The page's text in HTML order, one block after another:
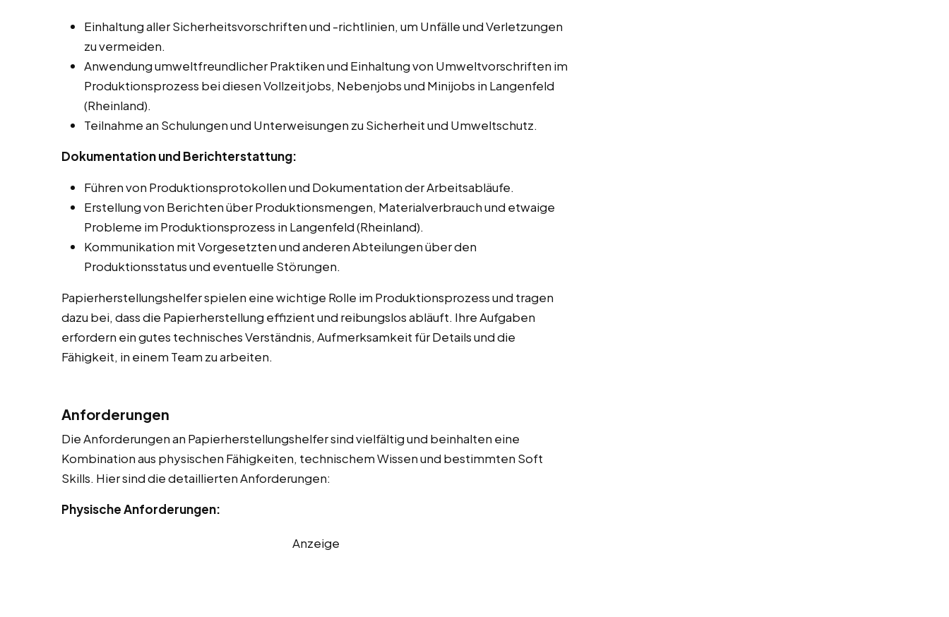
Einhaltung aller Sicherheitsvorschriften und -richtlinien, um Unfälle und Verletzungen
zu vermeiden.
Anwendung umweltfreundlicher Praktiken und Einhaltung von Umweltvorschriften im
Produktionsprozess bei diesen Vollzeitjobs, Nebenjobs und Minijobs in Langenfeld
(Rheinland).
Teilnahme an Schulungen und Unterweisungen zu Sicherheit und Umweltschutz.
Dokumentation und Berichterstattung:
Führen von Produktionsprotokollen und Dokumentation der Arbeitsabläufe.
Erstellung von Berichten über Produktionsmengen, Materialverbrauch und etwaige
Probleme im Produktionsprozess in Langenfeld (Rheinland).
Kommunikation mit Vorgesetzten und anderen Abteilungen über den
Produktionsstatus und eventuelle Störungen.
Papierherstellungshelfer spielen eine wichtige Rolle im Produktionsprozess und tragen
dazu bei, dass die Papierherstellung effizient und reibungslos abläuft. Ihre Aufgaben
erfordern ein gutes technisches Verständnis, Aufmerksamkeit für Details und die
Fähigkeit, in einem Team zu arbeiten.
Anforderungen
Die Anforderungen an Papierherstellungshelfer sind vielfältig und beinhalten eine
Kombination aus physischen Fähigkeiten, technischem Wissen und bestimmten Soft
Skills. Hier sind die detaillierten Anforderungen:
Physische Anforderungen:
Anzeige